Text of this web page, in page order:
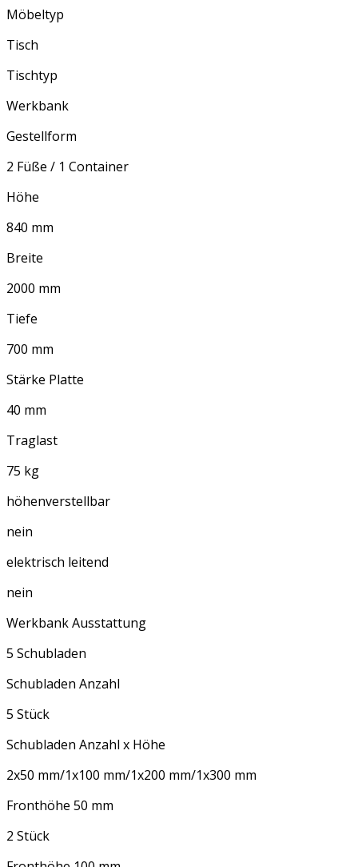
Möbeltyp
Tisch
Tischtyp
Werkbank
Gestellform
2 Füße / 1 Container
Höhe
840 mm
Breite
2000 mm
Tiefe
700 mm
Stärke Platte
40 mm
Traglast
75 kg
höhenverstellbar
nein
elektrisch leitend
nein
Werkbank Ausstattung
5 Schubladen
Schubladen Anzahl
5 Stück
Schubladen Anzahl x Höhe
2x50 mm/1x100 mm/1x200 mm/1x300 mm
Fronthöhe 50 mm
2 Stück